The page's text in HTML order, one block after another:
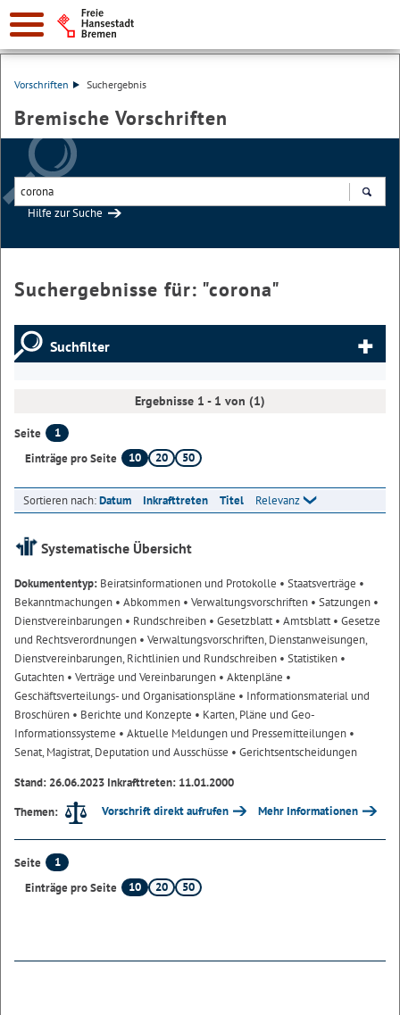
Vorschriften Suchergebnis
Bremische Vorschriften
Hilfe zur Suche
Suchergebnisse für: "corona"
Suchfilter
Ergebnisse 1 - 1 von (1)
Seite
1
Einträge pro Seite
10 20 50
Sortieren nach:Datum Inkrafttreten Titel Relevanz
Systematische Übersicht
Dokumententyp: Beiratsinformationen und Protokolle • Staatsverträge •
Bekanntmachungen • Abkommen • Verwaltungsvorschriften • Satzungen •
Dienstvereinbarungen • Rundschreiben • Gesetzblatt• Amtsblatt• Gesetze
und Rechtsverordnungen • Verwaltungsvorschriften, Dienstanweisungen,
Dienstvereinbarungen, Richtlinien und Rundschreiben • Statistiken •
Gutachten • Verträge und Vereinbarungen • Aktenpläne •
Geschäftsverteilungs- und Organisationspläne • Informationsmaterial und
Broschüren • Berichte und Konzepte • Karten, Pläne und Geo-
Informationssysteme • Aktuelle Meldungen und Pressemitteilungen •
Senat, Magistrat, Deputation und Ausschüsse • Gerichtsentscheidungen
Stand: 26.06.2023 Inkrafttreten: 11.01.2000
Themen:
Vorschrift direkt aufrufen Mehr Informationen
Seite
1
Einträge pro Seite
10 20 50